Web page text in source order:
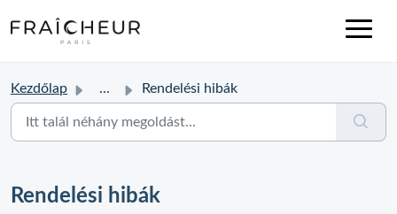
Kezdőlap ... Rendelési hibák
Rendelési hibák